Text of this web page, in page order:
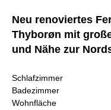
Neu renoviertes
Thyborøn mit
und Nähe zur
Schlafzimmer
Badezimmer
Wohnfläche